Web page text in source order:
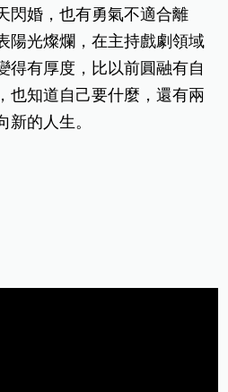
閃婚，也有勇氣不適合離
陽光燦爛，在主持戲劇領域
得有厚度，比以前圓融有自
也知道自己要什麼，還有兩
新的人生。